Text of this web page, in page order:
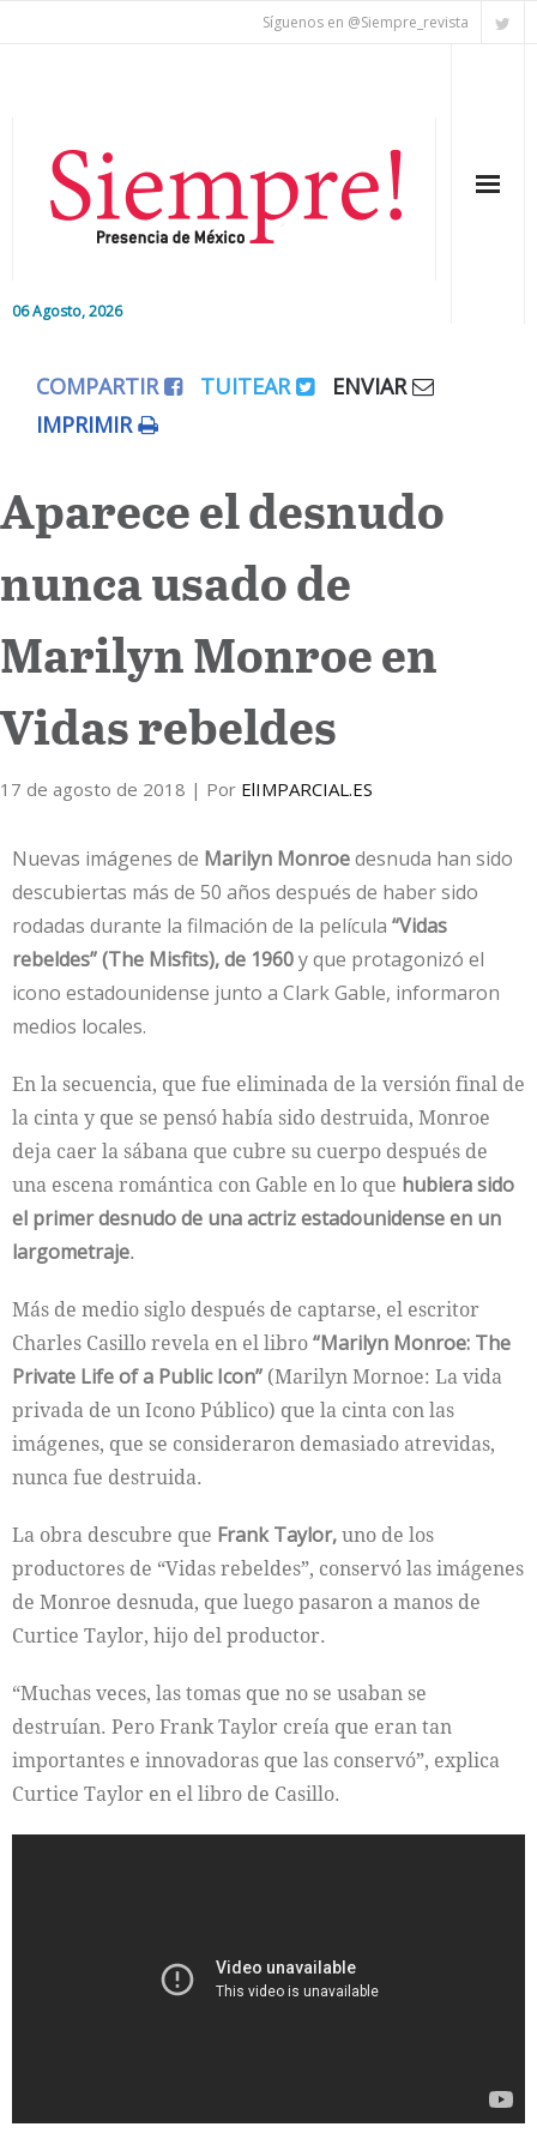
Síguenos en @Siempre_revista
06 Agosto, 2026
Editorial
Colaboradores
Internacional
Cultura
COMPARTIR TUITEAR
ENVIAR
IMPRIMIR
Aparece el desnudo
nunca usado de
Marilyn Monroe en
Vidas rebeldes
17 de agosto de 2018 | Por ElIMPARCIAL.ES
Nuevas imágenes de Marilyn Monroedesnuda han sido
descubiertas más de 50 años después de haber sido
rodadas durante la filmación de la película “Vidas
rebeldes” (The Misfits), de 1960y que protagonizó el
icono estadounidense junto a Clark Gable, informaron
medios locales.
En la secuencia, que fue eliminada de la versión final de
la cinta y que se pensó había sido destruida, Monroe
deja caer la sábana que cubre su cuerpo después de
una escena romántica con Gable en lo que hubiera sido
el primer desnudo de una actriz estadounidense en un
largometraje.
Más de medio siglo después de captarse, el escritor
Charles Casillo revela en el libro“Marilyn Monroe: The
Private Life of a Public Icon” (Marilyn Mornoe: La vida
privada de un Icono Público) que la cinta con las
imágenes, que se consideraron demasiado atrevidas,
nunca fue destruida.
La obra descubre que Frank Taylor,uno de los
productores de “Vidas rebeldes”, conservó las imágenes
de Monroe desnuda, que luego pasaron a manos de
Curtice Taylor, hijo del productor.
“Muchas veces, las tomas que no se usaban se
destruían. Pero Frank Taylor creía que eran tan
importantes e innovadoras que las conservó”, explica
Curtice Taylor en el libro de Casillo.